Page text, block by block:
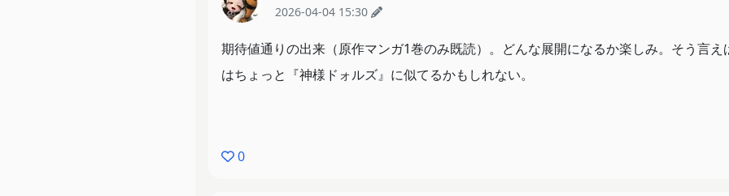
2026-04-04 15:30
期待値通りの出来（原作マンガ1巻のみ既読）。どんな展開になるか楽しみ。そう言え
はちょっと『神様ドォルズ』に似てるかもしれない。
0